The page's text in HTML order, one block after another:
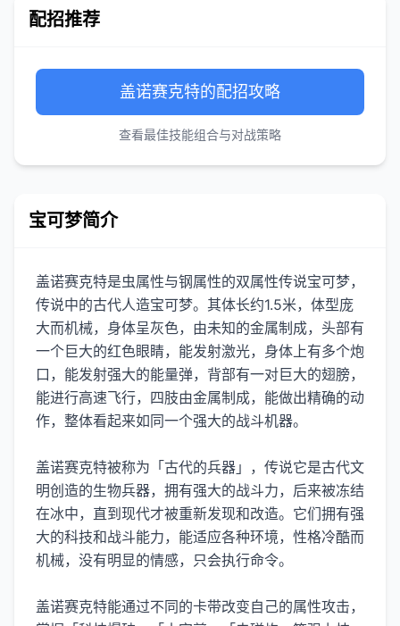
配招推荐
盖诺赛克特的配招攻略
查看最佳技能组合与对战策略
宝可梦简介
盖诺赛克特是虫属性与钢属性的双属性传说宝可梦，
传说中的古代人造宝可梦。其体长约1.5米，体型庞
大而机械，身体呈灰色，由未知的金属制成，头部有
一个巨大的红色眼睛，能发射激光，身体上有多个炮
口，能发射强大的能量弹，背部有一对巨大的翅膀，
能进行高速飞行，四肢由金属制成，能做出精确的动
作，整体看起来如同一个强大的战斗机器。
盖诺赛克特被称为「古代的兵器」，传说它是古代文
明创造的生物兵器，拥有强大的战斗力，后来被冻结
在冰中，直到现代才被重新发现和改造。它们拥有强
大的科技和战斗能力，能适应各种环境，性格冷酷而
机械，没有明显的情感，只会执行命令。
盖诺赛克特能通过不同的卡带改变自己的属性攻击，